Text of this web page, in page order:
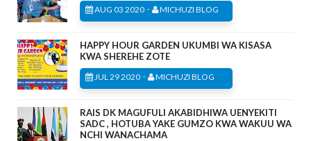
AUG 03 2020 - MICHUZI BLOG
HAPPY HOUR GARDEN UKUMBI WA KISASA
KWA SHEREHE ZOTE
JUL 29 2020 - MICHUZI BLOG
RAIS DK MAGUFULI AKABIDHIWA UENYEKITI
SADC , HOTUBA YAKE GUMZO KWA WAKUU WA
NCHI WANACHAMA